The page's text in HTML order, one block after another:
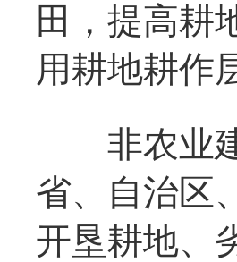
田，提高耕
用耕地耕作
非农业建
省、自治区
开垦耕地、